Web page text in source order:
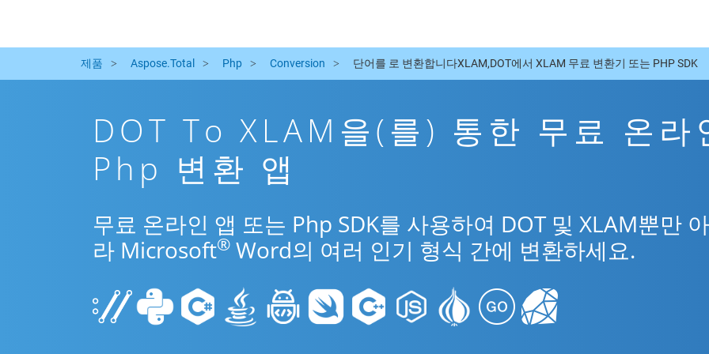
제품 Aspose.Total Php Conversion 단어를 로 변환합니다XLAM,DOT에서 XLAM 무료 변환기 또는 PHP SDK
DOT To XLAM을(를) 통한 무료 온라
Php 변환 앱
무료 온라인 앱 또는 Php SDK를 사용하여 DOT 및 XLAM뿐만
라 Microsoft® Word의 여러 인기 형식 간에 변환하세요.